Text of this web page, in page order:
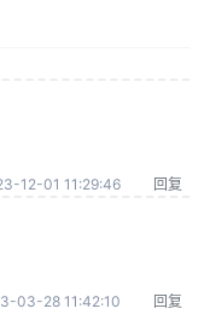
12-01 11:29:46 回复
03-28 11:42:10 回复